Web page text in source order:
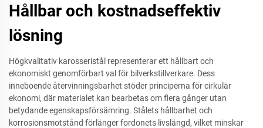
Hållbar och kostnadseffektiv
lösning
Högkvalitativ karosseristål representerar ett hållbart och
ekonomiskt genomförbart val för bilverkstillverkare. Dess
inneboende återvinningsbarhet stöder principerna för cirkulär
ekonomi, där materialet kan bearbetas om flera gånger utan
betydande egenskapsförsämring. Stålets hållbarhet och
korrosionsmotstånd förlänger fordonets livslängd, vilket minskar